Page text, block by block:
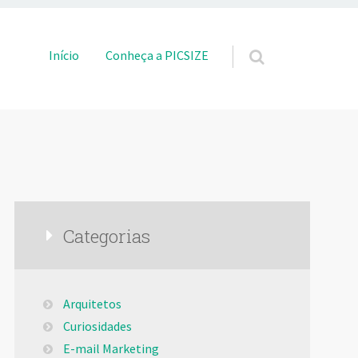
Pular para o conteúdo
Início Conheça a PICSIZE
Categorias
Arquitetos
Curiosidades
E-mail Marketing